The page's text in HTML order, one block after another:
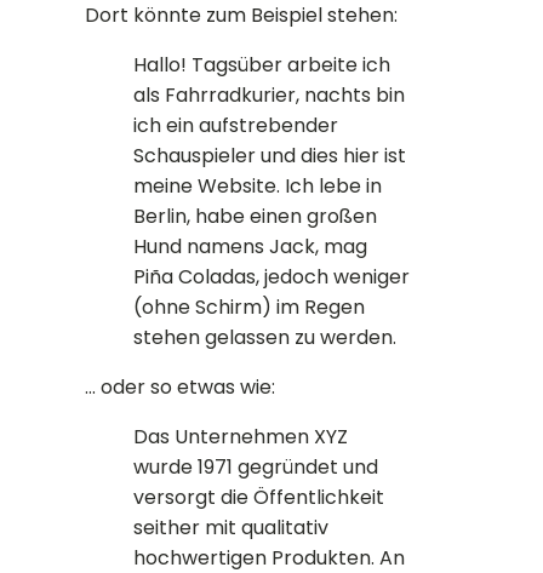
Dort könnte zum Beispiel stehen:
Hallo! Tagsüber arbeite ich
als Fahrradkurier, nachts bin
ich ein aufstrebender
Schauspieler und dies hier ist
meine Website. Ich lebe in
Berlin, habe einen großen
Hund namens Jack, mag
Piña Coladas, jedoch weniger
(ohne Schirm) im Regen
stehen gelassen zu werden.
... oder so etwas wie:
Das Unternehmen XYZ
wurde 1971 gegründet und
versorgt die Öffentlichkeit
seither mit qualitativ
hochwertigen Produkten. An